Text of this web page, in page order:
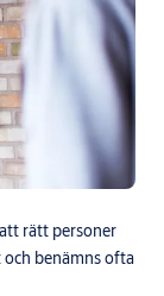
rätt personer
benämns ofta